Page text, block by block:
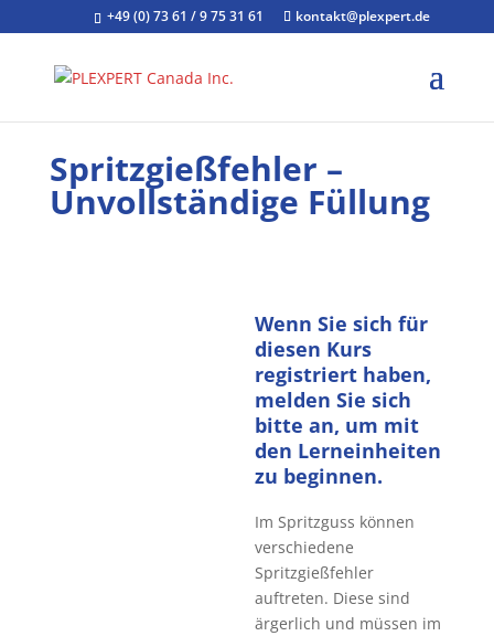
+49 (0) 73 61 / 9 75 31 61 kontakt@plexpert.de
Spritzgießfehler –
Unvollständige Füllung
Wenn Sie sich für
diesen Kurs
registriert haben,
melden Sie sich
bitte an, um mit
den Lerneinheiten
zu beginnen.
Im Spritzguss können
verschiedene
Spritzgießfehler
auftreten. Diese sind
ärgerlich und müssen im